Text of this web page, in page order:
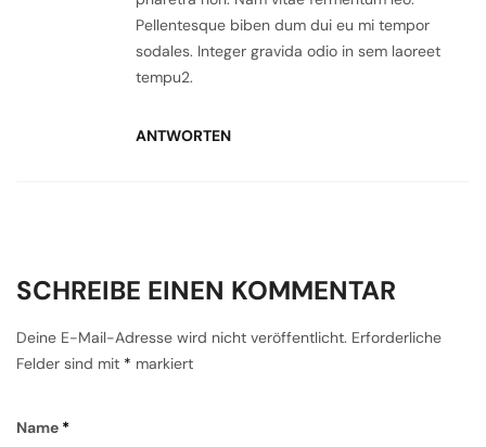
Pellentesque biben dum dui eu mi tempor
sodales. Integer gravida odio in sem laoreet
tempu2.
ANTWORTEN
SCHREIBE EINEN KOMMENTAR
Deine E-Mail-Adresse wird nicht veröffentlicht. Erforderliche
Felder sind mit * markiert
Name *